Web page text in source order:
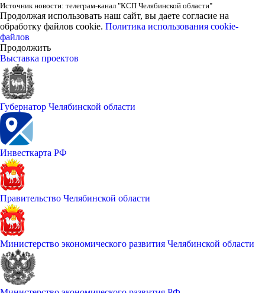
Источник новости: телеграм-канал "КСП Челябинской области"
Продолжая использовать наш сайт, вы даете согласие на
обработку файлов cookie. Политика использования cookie-
файлов
Продолжить
Выставка проектов
Губернатор Челябинской области
Инвесткарта РФ
Правительство Челябинской области
Министерство экономического развития Челябинской области